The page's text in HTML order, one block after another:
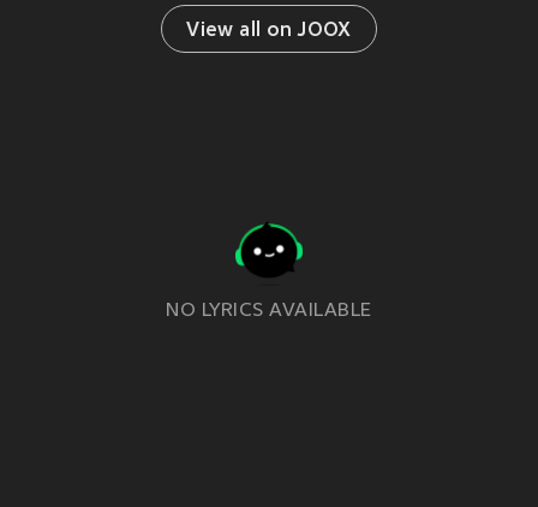
View all on JOOX
NO LYRICS AVAILABLE